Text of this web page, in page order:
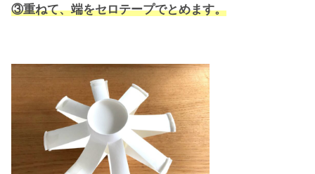
③重ねて、端をセロテープでとめます。